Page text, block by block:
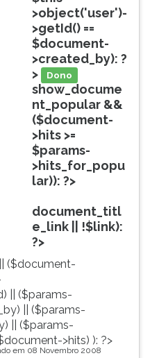
>object('user')-
>getId() ==
$document-
>created_by): ?
>
Dono
show_docume
nt_popular &&
($document-
>hits >=
$params-
>hits_for_popu
lar)): ?>
document_titl
e_link || !$link):
?>
($document-
|| ($params-
|| ($params-
|| ($params-
>hits) ): ?>
em 08 Novembro 2008